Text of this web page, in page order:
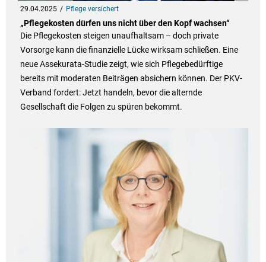
29.04.2025 Pflege versichert
„Pflegekosten dürfen uns nicht über den Kopf wachsen“
Die Pflegekosten steigen unaufhaltsam – doch private
Vorsorge kann die finanzielle Lücke wirksam schließen. Eine
neue Assekurata-Studie zeigt, wie sich Pflegebedürftige
bereits mit moderaten Beiträgen absichern können. Der PKV-
Verband fordert: Jetzt handeln, bevor die alternde
Gesellschaft die Folgen zu spüren bekommt.